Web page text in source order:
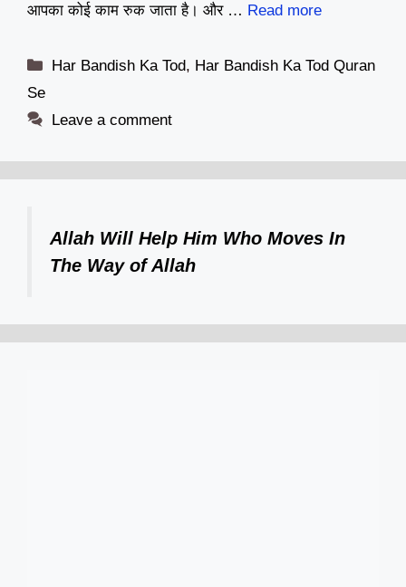
आपका कोई काम रुक जाता है। और … Read more
Categories
Har Bandish Ka Tod, Har Bandish Ka Tod Quran
Se
Leave a comment
Allah Will Help Him Who Moves In
The Way of Allah